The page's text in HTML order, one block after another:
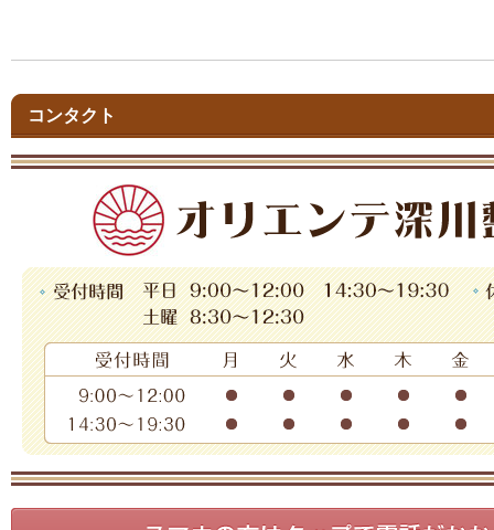
コンタクト